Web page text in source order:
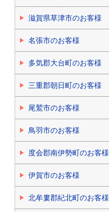
滋賀県草津市のお客様
名張市のお客様
多気郡大台町のお客様
三重郡朝日町のお客様
尾鷲市のお客様
鳥羽市のお客様
度会郡南伊勢町のお客様
伊賀市のお客様
北牟婁郡紀北町のお客様